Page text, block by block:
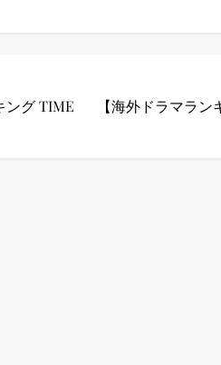
ング TIME
【海外ドラマラ